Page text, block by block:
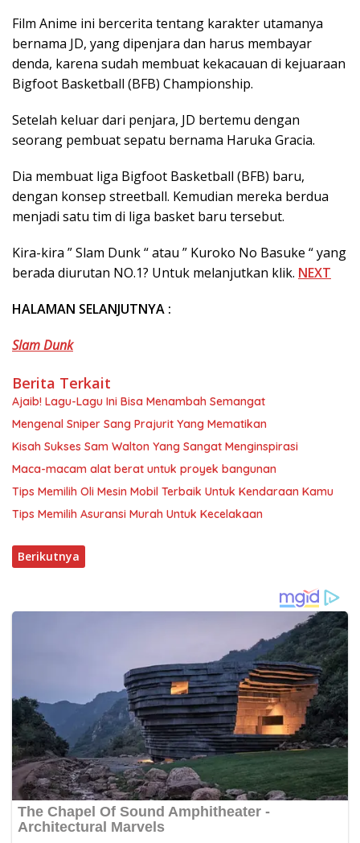
Film Anime ini bercerita tentang karakter utamanya
bernama JD, yang dipenjara dan harus membayar
denda, karena sudah membuat kekacauan di kejuaraan
Bigfoot Basketball (BFB) Championship.
Setelah keluar dari penjara, JD bertemu dengan
seorang pembuat sepatu bernama Haruka Gracia.
Dia membuat liga Bigfoot Basketball (BFB) baru,
dengan konsep streetball. Kemudian mereka berdua
menjadi satu tim di liga basket baru tersebut.
Kira-kira ” Slam Dunk “ atau ” Kuroko No Basuke “ yang
berada diurutan NO.1? Untuk melanjutkan klik. NEXT
HALAMAN SELANJUTNYA :
Slam Dunk
Berita Terkait
Ajaib! Lagu-Lagu Ini Bisa Menambah Semangat
Mengenal Sniper Sang Prajurit Yang Mematikan
Kisah Sukses Sam Walton Yang Sangat Menginspirasi
Maca-macam alat berat untuk proyek bangunan
Tips Memilih Oli Mesin Mobil Terbaik Untuk Kendaraan Kamu
Tips Memilih Asuransi Murah Untuk Kecelakaan
Berikutnya